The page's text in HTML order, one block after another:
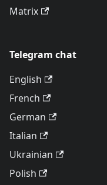
Matrix
Telegram chat
English
French
German
Italian
Ukrainian
Polish